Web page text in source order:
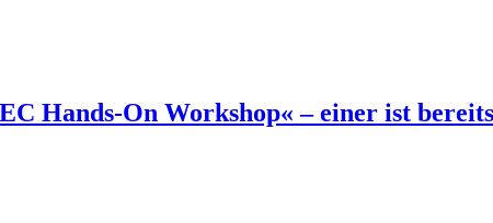
Hands-On Workshop« – einer ist